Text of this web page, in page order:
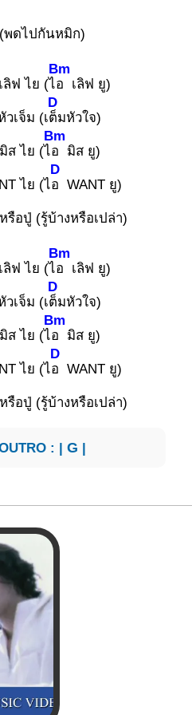
(พดไปกันหมิก)
ลิฟ ไย (ไ
Bm
อ เลิฟ ยู)
วเจ็ม (เ
D
ต็มหัวใจ)
ส ไย (ไ
Bm
อ มิส ยู)
ไย (ไ
D
อ WANT ยู)
รือปู่ (รู้บ้างหรือเปล่า)
ลิฟ ไย (ไ
Bm
อ เลิฟ ยู)
วเจ็ม (เ
D
ต็มหัวใจ)
ส ไย (ไ
Bm
อ มิส ยู)
ไย (ไ
D
อ WANT ยู)
รือปู่ (รู้บ้างหรือเปล่า)
: | G |